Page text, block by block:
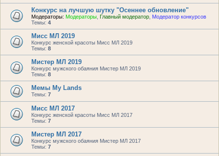
Конкурс на лучшую шутку "Осеннее обновление"
Модераторы: Модераторы Главный модератор Модератор конкурсов
Темы: 4
Мисс МЛ 2019
Конкурс женской красоты Мисс МЛ 2019
Темы: 8
Мистер МЛ 2019
Конкурс мужского обаяния Мистер МЛ 2019
Темы: 8
Мемы My Lands
Темы: 7
Мисс МЛ 2017
Конкурс женской красоты Мисс МЛ 2017
Темы: 7
Мистер МЛ 2017
Конкурс мужского обаяния Мистер МЛ 2017
Темы: 7